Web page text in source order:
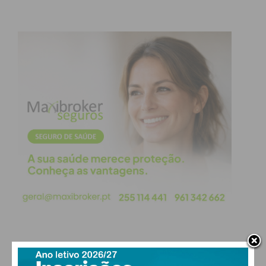
Subscreva a newsletter do
Imediato
Assine nossa newsletter por e-mail e
atualizada.
PAÇOS DE FERREIRA